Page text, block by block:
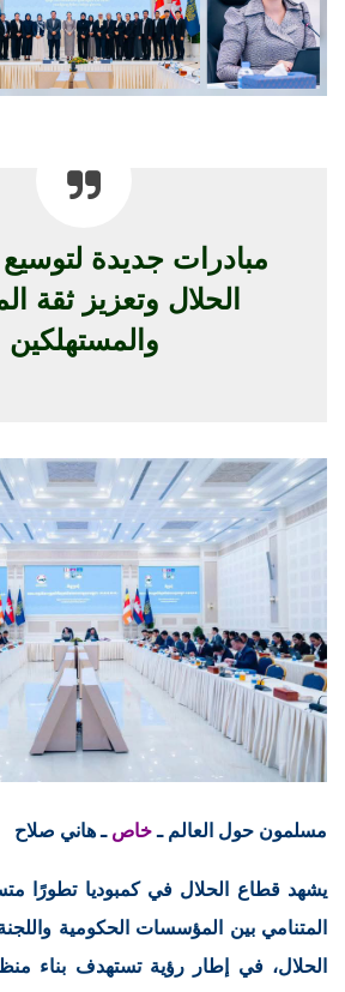
مبادرات جديدة
الحلال وتعزيز ثقة
والمستهلكين
مسلمون حول العالم ـخاص ـ هاني صلاح
يشهد قطاع الحلال في كمبوديا تطورًا
المتنامي بين المؤسسات الحكومية
الحلال، في إطار رؤية تستهدف بناء